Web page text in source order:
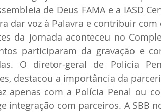
de Deus FAMA e a IASD
dar voz à Palavra e contribuir com
da jornada aconteceu no
participaram da gravação e
O diretor-geral de Polícia
destacou a importância da
apenas com a Polícia Penal ou
integração com parceiros. A SBB